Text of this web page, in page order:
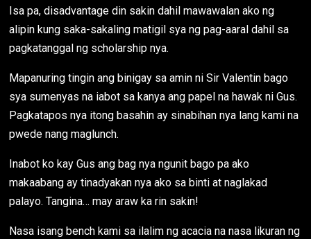
Isa pa, disadvantage din sakin dahil mawawalan ako ng
alipin kung saka-sakaling matigil sya ng pag-aaral dahil sa
pagkatanggal ng scholarship nya.
Mapanuring tingin ang binigay sa amin ni Sir Valentin bago
sya sumenyas na iabot sa kanya ang papel na hawak ni Gus.
Pagkatapos nya itong basahin ay sinabihan nya lang kami na
pwede nang maglunch.
Inabot ko kay Gus ang bag nya ngunit bago pa ako
makaabang ay tinadyakan nya ako sa binti at naglakad
palayo. Tangina… may araw ka rin sakin!
Nasa isang bench kami sa ilalim ng acacia na nasa likuran ng